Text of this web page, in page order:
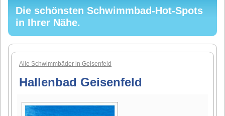
Die schönsten Schwimmbad-Hot-Spots
in Ihrer Nähe.
Alle Schwimmbäder in Geisenfeld
Hallenbad Geisenfeld